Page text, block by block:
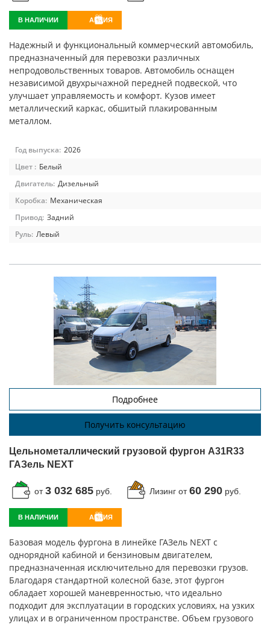
В НАЛИЧИИ АКЦИЯ
Надежный и функциональный коммерческий автомобиль,
предназначенный для перевозки различных
непродовольственных товаров. Автомобиль оснащен
независимой двухрычажной передней подвеской, что
улучшает управляемость и комфорт. Кузов имеет
металлический каркас, обшитый плакированным
металлом.
Год выпуска: 2026
Цвет : Белый
Двигатель: Дизельный
Коробка: Механическая
Привод: Задний
Руль: Левый
Подробнее
Получить консультацию
Цельнометаллический грузовой фургон A31R33
ГАЗель NEXT
от3 032 685 руб. Лизинг от60 290 руб.
В НАЛИЧИИ АКЦИЯ
Базовая модель фургона в линейке ГАЗель NEXT с
однорядной кабиной и бензиновым двигателем,
предназначенная исключительно для перевозки грузов.
Благодаря стандартной колесной базе, этот фургон
обладает хорошей маневренностью, что идеально
подходит для эксплуатации в городских условиях, на узких
улицах и в ограниченном пространстве. Объем грузового